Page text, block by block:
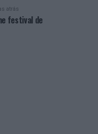
atrás
festival de